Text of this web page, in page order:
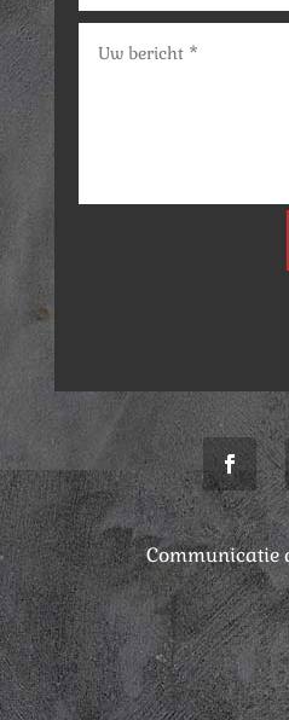
Communicatie